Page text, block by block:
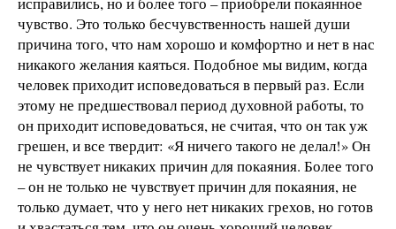
чувство. Это только бесчувственность нашей души
причина того, что нам хорошо и комфортно и нет в нас
никакого желания каяться. Подобное мы видим, когда
человек приходит исповедоваться в первый раз. Если
этому не предшествовал период духовной работы, то
он приходит исповедоваться, не считая, что он так уж
грешен, и все твердит: «Я ничего такого не делал!» Он
не чувствует никаких причин для покаяния. Более того
– он не только не чувствует причин для покаяния, не
только думает, что у него нет никаких грехов, но готов